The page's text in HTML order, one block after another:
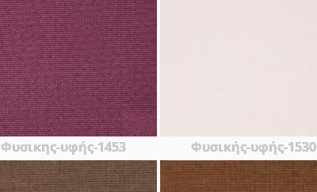
Φυσικης-υφής-1453 Φυσικής-υφής-1530